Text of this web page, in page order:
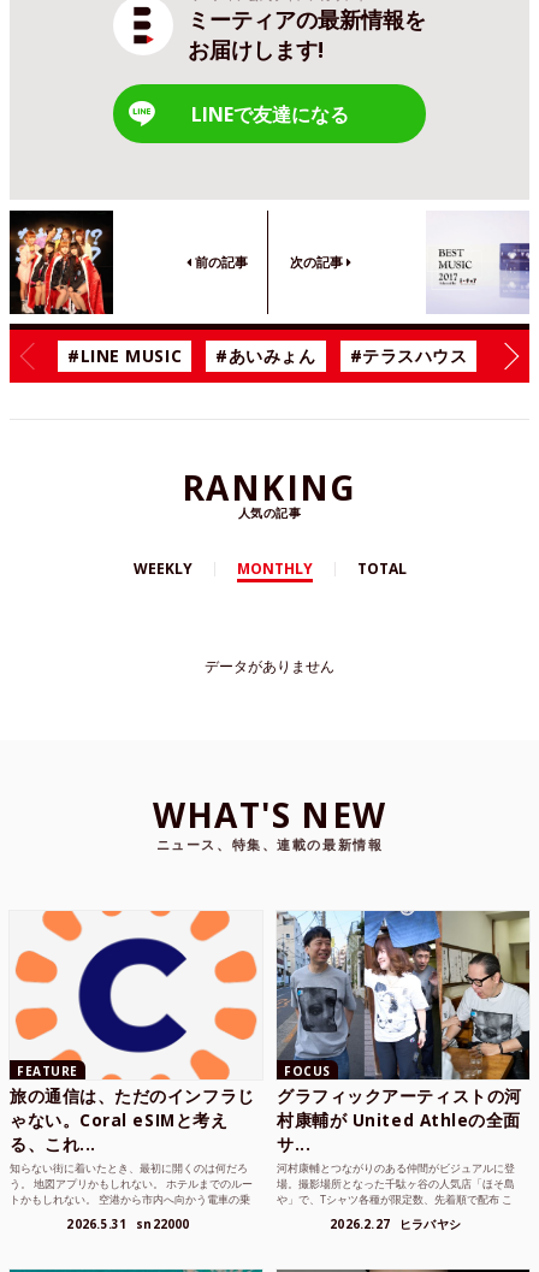
ミーティアの最新情報を
お届けします!
LINEで友達になる
前の記事 次の記事
#LINE MUSIC #あいみょん #テラスハウス #
RANKING
人気の記事
WEEKLY MONTHLY TOTAL
データがありません
WHAT'S NEW
ニュース、特集、連載の最新情報
FEATURE
旅の通信は、ただのインフラじ
ゃない。Coral eSIMと考え
る、これ...
知らない街に着いたとき、最初に開くのは何だろ
う。 地図アプリかもしれない。 ホテルまでのルー
トかもしれない。 空港から市内へ向かう電車の乗
2026.5.31 sn22000
FOCUS
グラフィックアーティストの河
村康輔が United Athleの全面
サ...
河村康輔とつながりのある仲間がビジュアルに登
場。撮影場所となった千駄ヶ谷の人気店「ほそ島
や」で、Tシャツ各種が限定数、先着順で配布 こ
2026.2.27 ヒラバヤシ